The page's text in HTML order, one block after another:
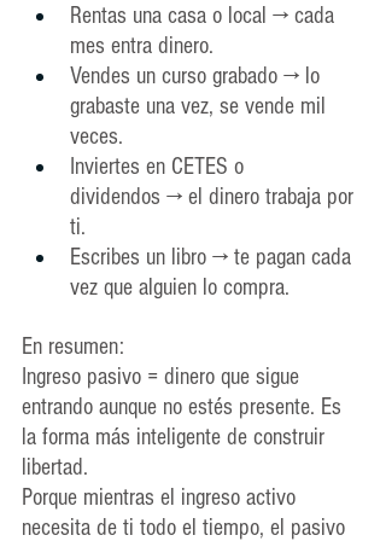
Rentas una casa o local → cada
mes entra dinero.
Vendes un curso grabado → lo
grabaste una vez, se vende mil
veces.
Inviertes en CETES o
dividendos → el dinero trabaja por
ti.
Escribes un libro → te pagan cada
vez que alguien lo compra.
En resumen:
Ingreso pasivo = dinero que sigue
entrando aunque no estés presente. Es
la forma más inteligente de construir
libertad.
Porque mientras el ingreso activo
necesita de ti todo el tiempo, el pasivo